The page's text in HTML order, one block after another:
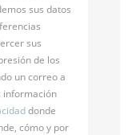
sus datos
sus
de los
un correo a
información
donde
cómo y por